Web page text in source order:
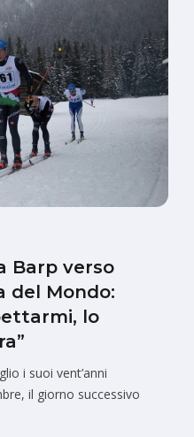
Barp verso
del Mondo:
lo
i suoi vent’anni
il giorno successivo